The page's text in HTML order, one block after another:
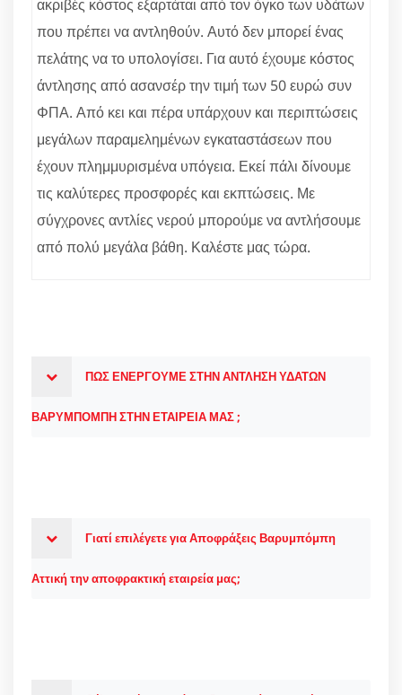
ακριβές κόστος εξαρτάται από τον όγκο των υδάτων
που πρέπει να αντληθούν. Αυτό δεν μπορεί ένας
πελάτης να το υπολογίσει. Για αυτό έχουμε κόστος
άντλησης από ασανσέρ την τιμή των 50 ευρώ συν
ΦΠΑ. Από κει και πέρα υπάρχουν και περιπτώσεις
μεγάλων παραμελημένων εγκαταστάσεων που
έχουν πλημμυρισμένα υπόγεια. Εκεί πάλι δίνουμε
τις καλύτερες προσφορές και εκπτώσεις. Με
σύγχρονες αντλίες νερού μπορούμε να αντλήσουμε
από πολύ μεγάλα βάθη. Καλέστε μας τώρα.
ΠΩΣ ΕΝΕΡΓΟΥΜΕ ΣΤΗΝ ΑΝΤΛΗΣΗ ΥΔΑΤΩΝ
ΒΑΡΥΜΠΟΜΠΗ ΣΤΗΝ ΕΤΑΙΡΕΙΑ ΜΑΣ ;
Γιατί επιλέγετε για Αποφράξεις Βαρυμπόμπη
Αττική την αποφρακτική εταιρεία μας;